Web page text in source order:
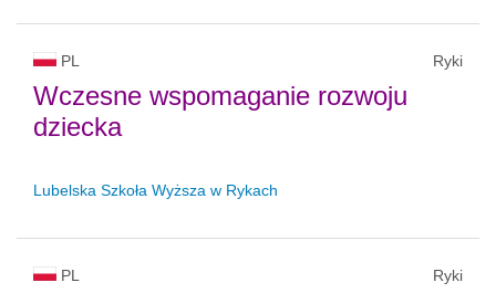
PL Ryki
Wczesne wspomaganie rozwoju
dziecka
Lubelska Szkoła Wyższa w Rykach
PL Ryki